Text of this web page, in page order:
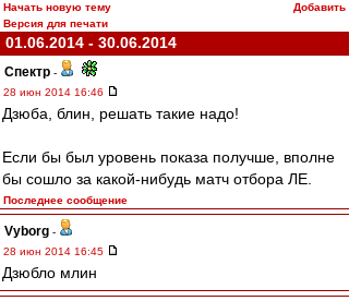
Начать новую тему
Добавить
Версия для печати
01.06.2014 - 30.06.2014
Спектр -
28 июн 2014 16:46
Дзюба, блин, решать такие надо!
Если бы был уровень показа получше, вполне
бы сошло за какой-нибудь матч отбора ЛЕ.
Последнее сообщение
Vyborg -
28 июн 2014 16:45
Дзюбло млин